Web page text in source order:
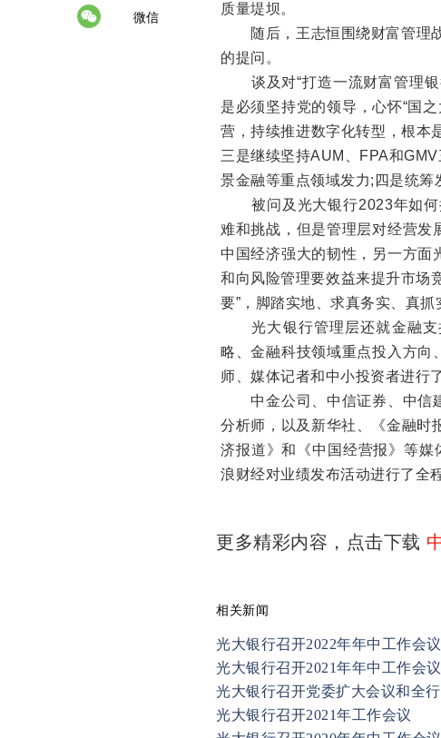
微信
质量堤坝。
随后，王志恒围绕财富管理战
的提问。
谈及对“打造一流财富管理银
是必须坚持党的领导，心怀“国
营，持续推进数字化转型，根本
三是继续坚持AUM、FPA和
景金融等重点领域发力;四是统筹
被问及光大银行2023年如何
难和挑战，但是管理层对经营发
中国经济强大的韧性，另一方面
和向风险管理要效益来提升市场
要”，脚踏实地、求真务实、真
光大银行管理层还就金融支
略、金融科技领域重点投入方向
师、媒体记者和中小投资者进行
中金公司、中信证券、中信建
分析师，以及新华社、《金融时
济报道》和《中国经营报》等
浪财经对业绩发布活动进行了全
更多精彩内容，点击下载
相关新闻
光大银行召开2022年年中工作会议
光大银行召开2021年年中工作会议
光大银行召开党委扩大会议和全
光大银行召开2021年工作会议